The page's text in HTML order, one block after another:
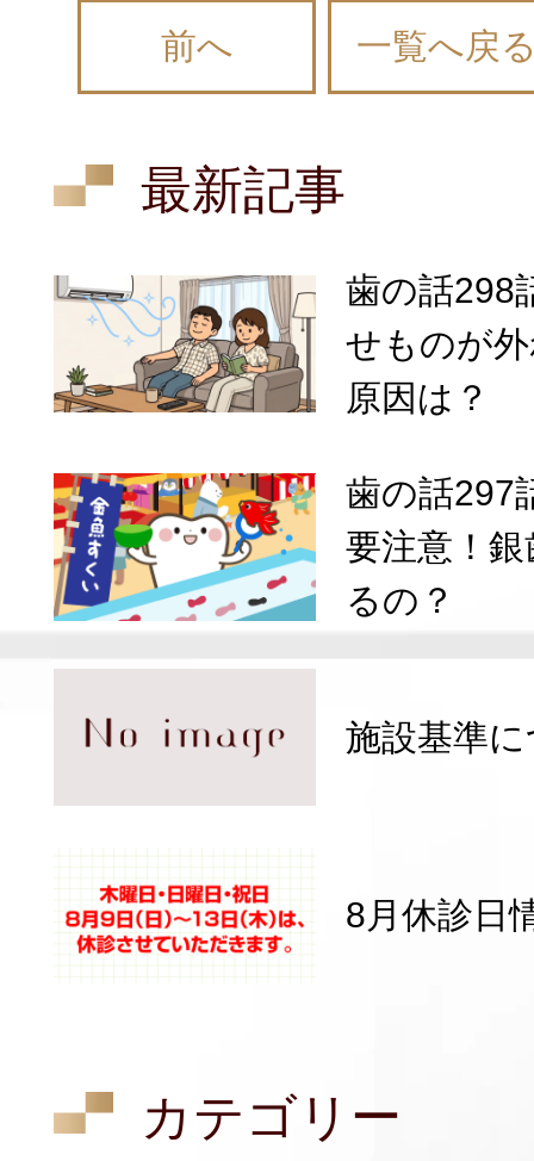
前へ 一覧へ戻
最新記事
歯の話298
せものが
原因は？
歯の話
要注意！
るの？
施設基準
8月休診日
カテゴリー